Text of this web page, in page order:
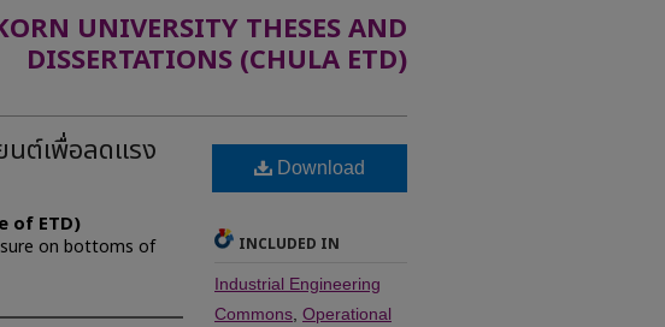
UNIVERSITY THESES AND
DISSERTATIONS (CHULA ETD)
นต์เพื่อลดแรง
of ETD)
on bottoms of
Download
INCLUDED IN
Industrial Engineering
Commons Operational